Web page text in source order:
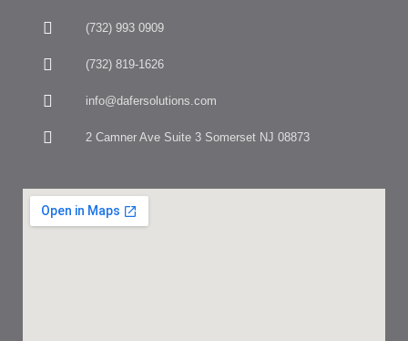
(732) 993 0909
(732) 819-1626
info@dafersolutions.com
2 Camner Ave Suite 3 Somerset NJ 08873